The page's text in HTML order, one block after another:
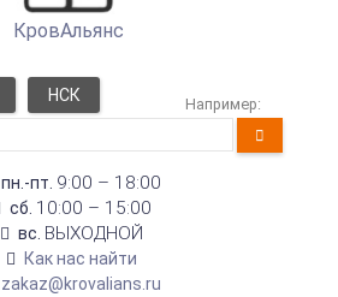
КровАльянс
НСК Например:
пн.-пт. 9:00 – 18:00
сб. 10:00 – 15:00
вс. ВЫХОДНОЙ
Как нас найти
zakaz@krovalians.ru